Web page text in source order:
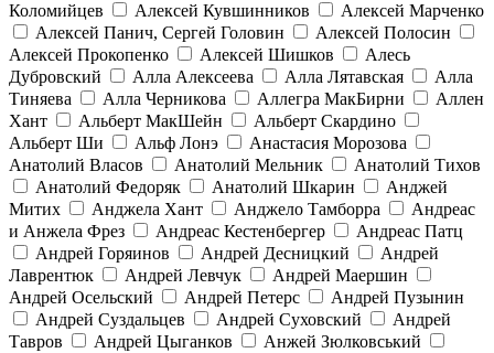
Коломийцев
Алексей Кувшинников
Алексей Марченко
Алексей Панич, Сергей Головин
Алексей Полосин
Алексей Прокопенко
Алексей Шишков
Алесь
Дубровский
Алла Алексеева Алла Лятавская
Алла
Тиняева
Алла Черникова Аллегра МакБирни
Аллен
Хант
Альберт МакШейн
Альберт Скардино
Альберт Ши
Альф Лонэ
Анастасия Морозова
Анатолий Власов
Анатолий Мельник
Анатолий Тихов
Анатолий Федоряк
Анатолий Шкарин
Анджей
Митих
Анджела Хант Анджело Тамборра
Андреас
и Анжела Фрез
Андреас Кестенбергер
Андреас Патц
Андрей Горяинов
Андрей Десницкий
Андрей
Лаврентюк
Андрей Левчук
Андрей Маершин
Андрей Осельский
Андрей Петерс
Андрей Пузынин
Андрей Суздальцев
Андрей Суховский
Андрей
Тавров
Андрей Цыганков
Анжей Зюлковський